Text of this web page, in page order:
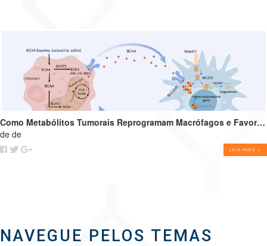
Como Metabólitos Tumorais Reprogramam Macrófagos e Favorecem o Crescimento Tumoral
de de
LEIA MAIS >
NAVEGUE PELOS TEMAS